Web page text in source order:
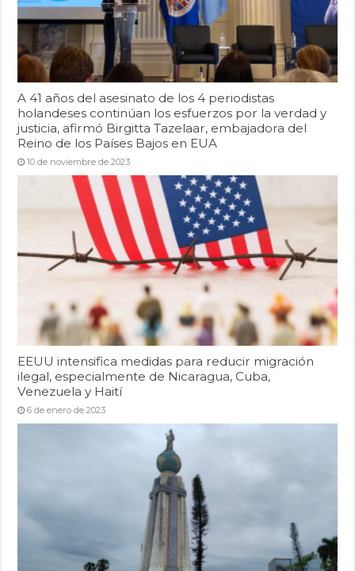
A 41 años del asesinato de los 4 periodistas
holandeses continúan los esfuerzos por la verdad y
justicia, afirmó Birgitta Tazelaar, embajadora del
Reino de los Países Bajos en EUA
10 de noviembre de 2023
EEUU intensifica medidas para reducir migración
ilegal, especialmente de Nicaragua, Cuba,
Venezuela y Haití
6 de enero de 2023